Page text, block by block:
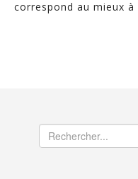
correspond au mieux à